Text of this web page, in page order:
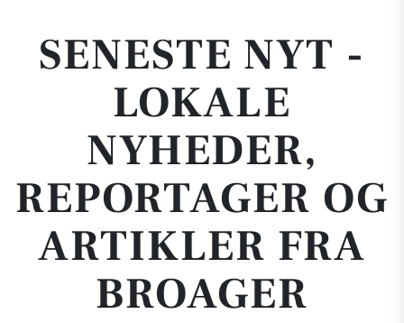
SENESTE NYT -
LOKALE
NYHEDER,
REPORTAGER OG
ARTIKLER FRA
BROAGER